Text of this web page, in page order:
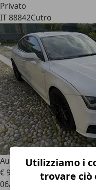
Privato
IT 88842Cutro
Audi A7 Sportback 3.0
€ 9.500
06/2013
Utilizziamo i
trovare ciò